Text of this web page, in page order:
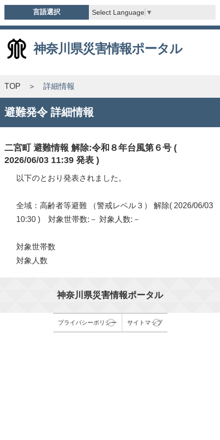
言語選択 Select Language ▼
神奈川県災害情報ポータル
TOP 詳細情報
避難発令 詳細情報
二宮町 避難情報 解除:令和８年台風第６号 (
2026/06/03 11:39 発表 )
以下のとおり発表されました。
全域：高齢者等避難 （警戒レベル３） 解除( 2026/06/03
10:30 ) 対象世帯数:－ 対象人数:－
対象世帯数
対象人数
神奈川県災害情報ポータル
プライバシーポリシー サイトマップ